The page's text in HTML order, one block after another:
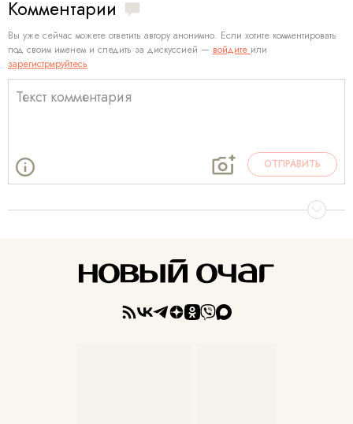
Комментарии
Вы уже сейчас можете ответить автору анонимно. Если хотите комментировать
под своим именем и следить за дискуссией — войдите или
зарегистрируйтесь
ОТПРАВИТЬ